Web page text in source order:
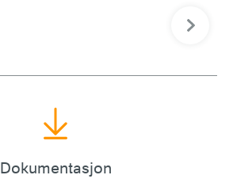
Dokumentasjon